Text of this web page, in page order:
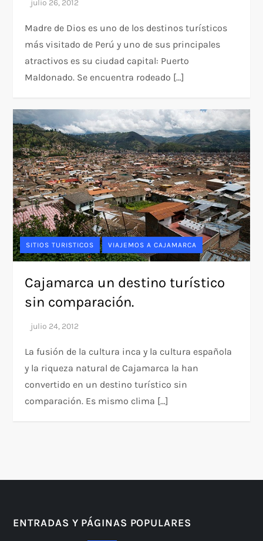
Madre de Dios es uno de los destinos turísticos
más visitado de Perú y uno de sus principales
atractivos es su ciudad capital: Puerto
Maldonado. Se encuentra rodeado […]
SITIOS TURISTICOS VIAJEMOS A CAJAMARCA
Cajamarca un destino turístico
sin comparación.
La fusión de la cultura inca y la cultura española
y la riqueza natural de Cajamarca la han
convertido en un destino turístico sin
comparación. Es mismo clima […]
ENTRADAS Y PÁGINAS POPULARES